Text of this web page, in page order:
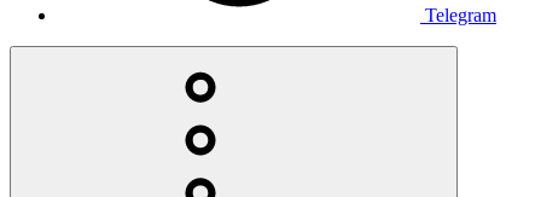
Telegram